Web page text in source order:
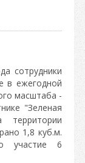
сотрудники
в ежегодной
масштаба -
"Зеленая
территории
1,8 куб.м.
участие 6